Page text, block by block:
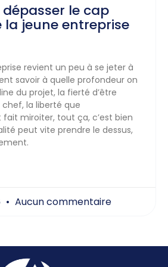
le cap
la jeune entreprise
revient un peu à se jeter à
savoir à quelle profondeur on
du projet, la fierté d’être
la liberté que
fait miroiter, tout ça, c’est bien
peut vite prendre le dessus,
Aucun commentaire